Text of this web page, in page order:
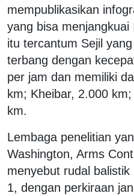
mempublikasikan
yang bisa
itu tercantum Sejil
terbang dengan
per jam dan memiliki
km; Kheibar, 2.000
km.
Lembaga penelitian
Washington, Arms
menyebut rudal
1, dengan perkiraan